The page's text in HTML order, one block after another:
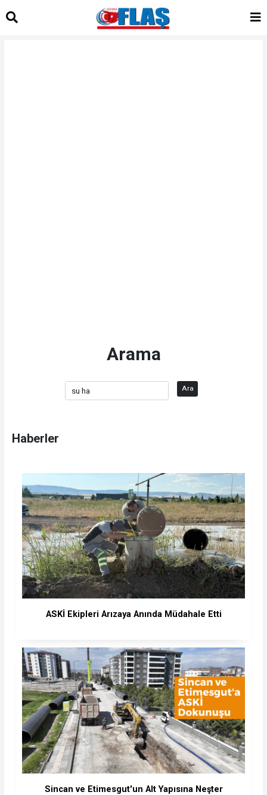
Arama
Ara
Haberler
ASKİ Ekipleri Arızaya Anında Müdahale Etti
Sincan ve Etimesgut'un Alt Yapısına Neşter